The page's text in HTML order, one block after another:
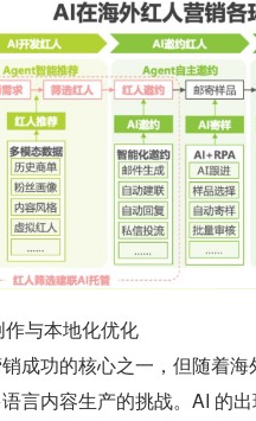
与本地化优化
成功的核心之一，但随着
言内容生产的挑战。AI 的